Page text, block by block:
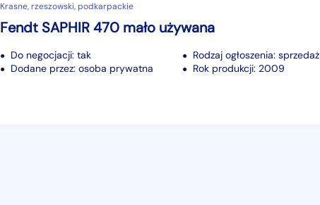
Krasne, rzeszowski, podkarpackie
Fendt SAPHIR 470 mało używana
Do negocjacji: tak
Dodane przez: osoba prywatna
Rodzaj ogłoszenia: sprzedaż
Rok produkcji: 2009